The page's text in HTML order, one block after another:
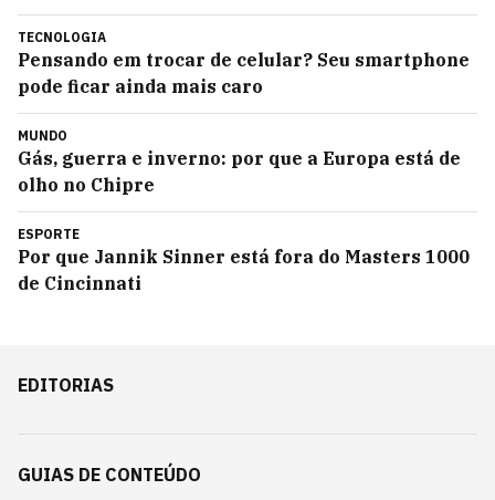
TECNOLOGIA
Pensando em trocar de celular? Seu smartphone
pode ficar ainda mais caro
MUNDO
Gás, guerra e inverno: por que a Europa está de
olho no Chipre
ESPORTE
Por que Jannik Sinner está fora do Masters 1000
de Cincinnati
EDITORIAS
GUIAS DE CONTEÚDO